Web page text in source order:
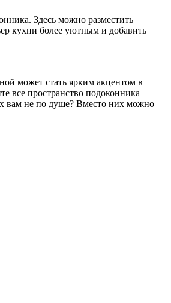
Здесь можно разместить
кухни более уютным и добавить
может стать ярким акцентом в
все пространство подоконника
вам не по душе? Вместо них можно